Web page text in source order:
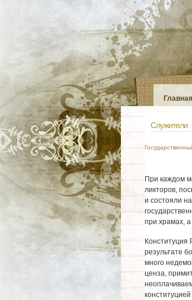
Главная
Служители
При каждом
ликторов,
и состояли
при храмах,
Конституция
результате
много
ценза,